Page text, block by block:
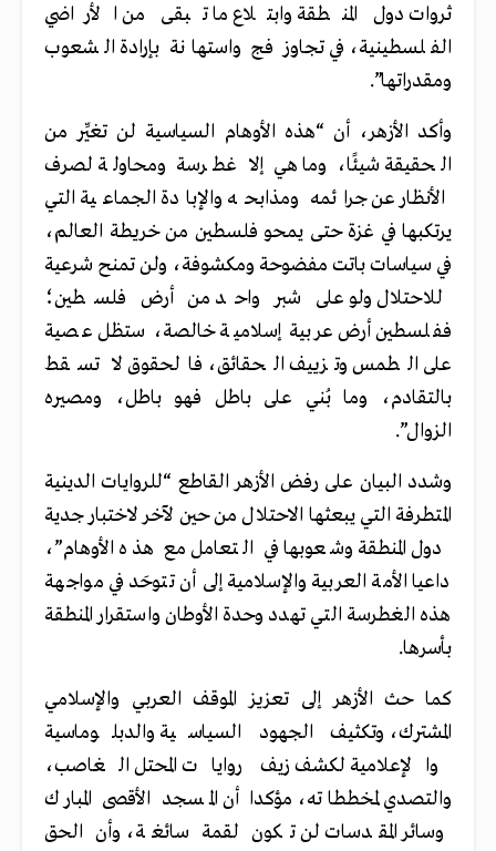
ثروات دول المنطقة وابتلاع ما تبقى من الأراضي
الفلسطينية، في تجاوز فج واستهانة بإرادة الشعوب
ومقدراتها”.
وأكد الأزهر، أن “هذه الأوهام السياسية لن تغيِّر من
الحقيقة شيئًا، وما هي إلا غطرسة ومحاولة لصرف
الأنظار عن جرائمه ومذابحه والإبادة الجماعية التي
يرتكبها في غزة حتى يمحو فلسطين من خريطة العالم،
في سياسات باتت مفضوحة ومكشوفة، ولن تمنح شرعية
للاحتلال ولو على شبر واحد من أرض فلسطين؛
ففلسطين أرض عربية إسلامية خالصة، ستظل عصية
على الطمس وتزييف الحقائق، فالحقوق لا تسقط
بالتقادم، وما بُني على باطل فهو باطل، ومصيره
الزوال”.
وشدد البيان على رفض الأزهر القاطع “للروايات الدينية
المتطرفة التي يبعثها الاحتلال من حين لآخر لاختبار جدية
دول المنطقة وشعوبها في التعامل مع هذه الأوهام”،
داعيا الأمة العربية والإسلامية إلى أن تتوحَد في مواجهة
هذه الغطرسة التي تهدد وحدة الأوطان واستقرار المنطقة
بأسرها.
كما حث الأزهر إلى تعزيز الموقف العربي والإسلامي
المشترك، وتكثيف الجهود السياسية والدبلوماسية
والإعلامية لكشف زيف روايات المحتل الغاصب،
والتصدي لمخططاته، مؤكدا أن المسجد الأقصى المبارك
وسائر المقدسات لن تكون لقمة سائغة، وأن الحق